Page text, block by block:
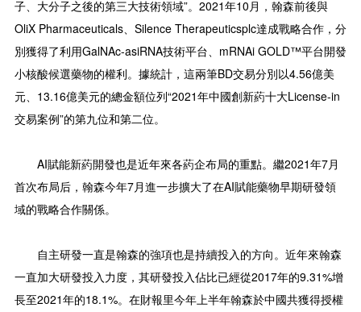
子、大分子之後的第三大技術領域”。2021年10月，翰森前後與
OliX Pharmaceuticals、Silence Therapeuticsplc達成戰略合作，分
別獲得了利用GalNAc-asiRNA技術平台、mRNAi GOLD™平台開發
小核酸候選藥物的權利。據統計，這兩筆BD交易分別以4.56億美
元、13.16億美元的總金額位列“2021年中國創新葯十大License-in
交易案例”的第九位和第二位。
AI賦能新葯開發也是近年來各葯企布局的重點。繼2021年7月
首次布局后，翰森今年7月進一步擴大了在AI賦能藥物早期研發領
域的戰略合作關係。
自主研發一直是翰森的強項也是持續投入的方向。近年來翰森
一直加大研發投入力度，其研發投入佔比已經從2017年的9.31%增
長至2021年的18.1%。在財報里今年上半年翰森於中國共獲得授權